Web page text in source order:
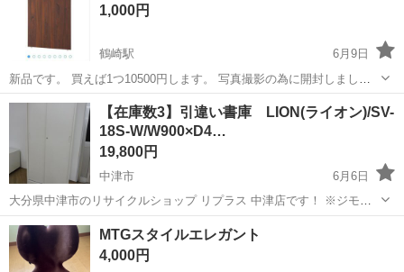
1,000円
鶴崎駅
6月9日
新品です。 買えば1つ10500円します。 写真撮影の為に開封しまし
た。 ２つあります。 1つの金額になります。
大分 大分市 鶴崎駅 オフィス用家具
【在庫数3】引違い書庫 LION(ライオン)/SV-
18S-W/W900×D4…
19,800円
中津市
6月6日
大分県中津市のリサイクルショップ リプラス 中津店です！ ※ジモテ
ィー便はご対応しておりません ご了承下さいませ。 ■ご来店の前に在
庫の確認をお願い致します。 ■中古品になります。キズやヘコミ・汚
れ...
大分 中津市 オフィス用家具 書庫
MTGスタイルエレガント
4,000円